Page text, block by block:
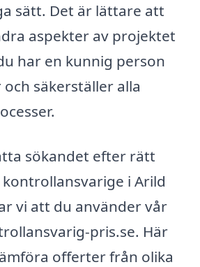
sätt. Det är lättare att
aspekter av projektet
har en kunnig person
säkerställer alla
sökandet efter rätt
i Arild
vi att du använder vår
pris.se. Här
offerter från olika